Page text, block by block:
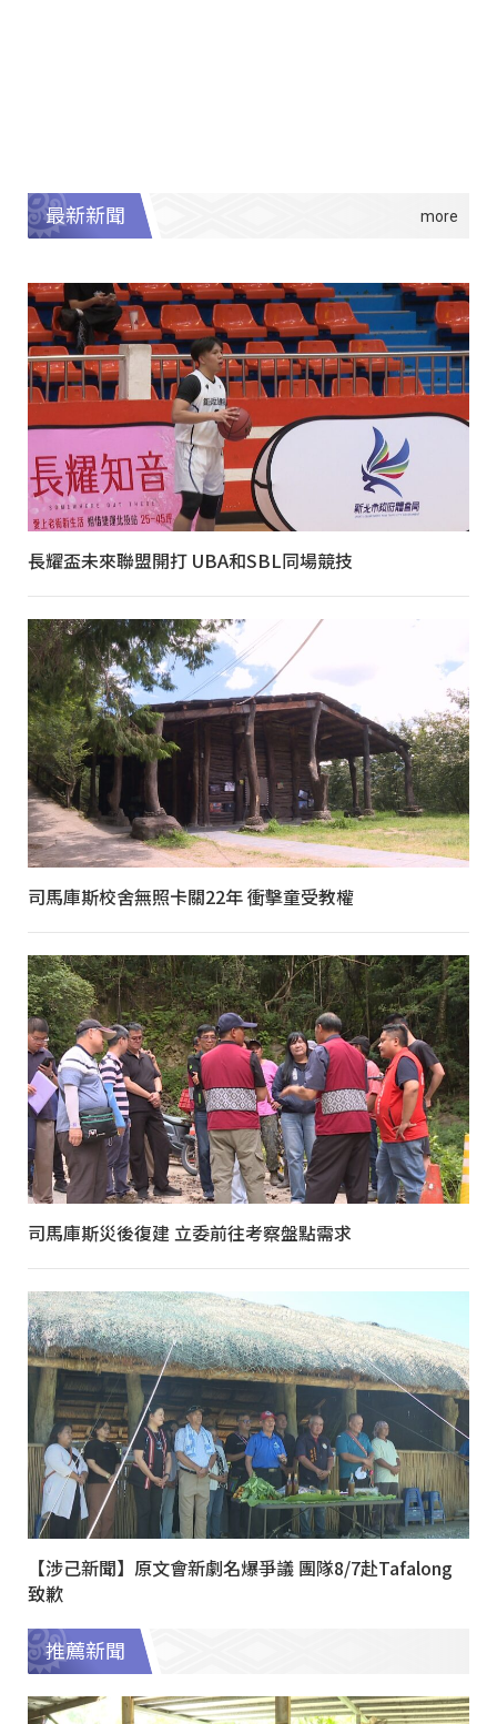
最新新聞
長耀盃未來聯盟開打 UBA和SBL同場競技
司馬庫斯校舍無照卡關22年 衝擊童受教權
司馬庫斯災後復建 立委前往考察盤點需求
【涉己新聞】原文會新劇名爆爭議 團隊8/7赴Tafalong
致歉
推薦新聞